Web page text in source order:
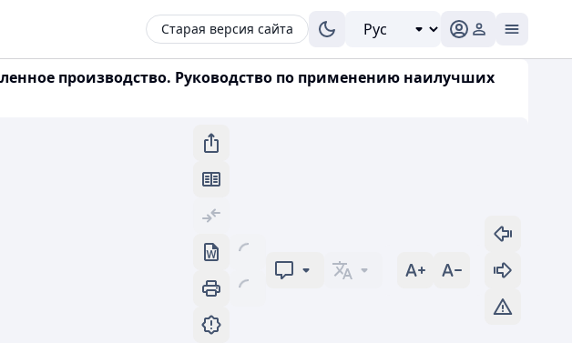
Старая версия сайта
производство. Руководство по применению наилучших